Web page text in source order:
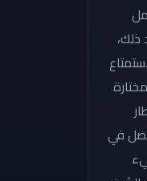
ذلك،
في